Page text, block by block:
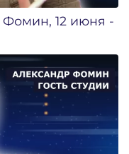
12 июня -